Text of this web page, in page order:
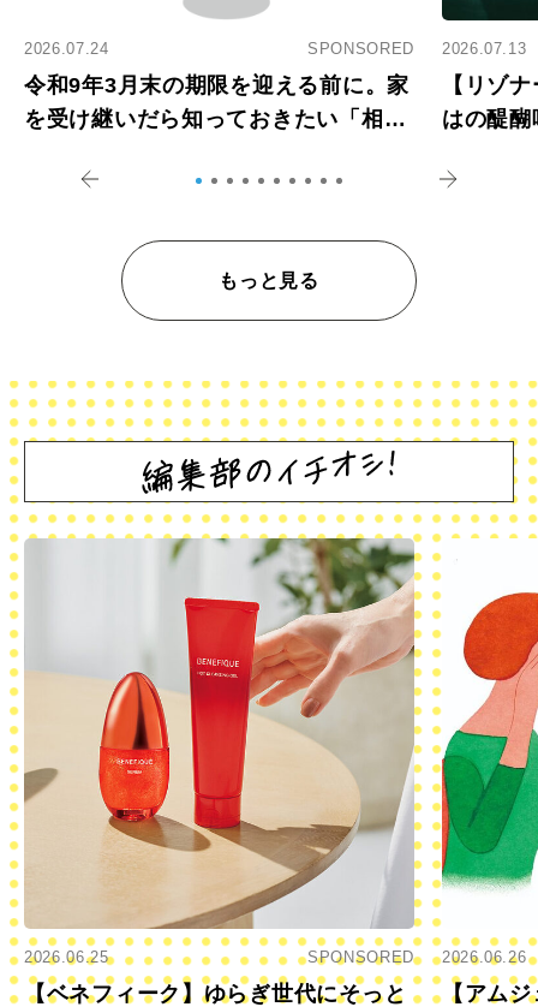
2026.07.24 SPONSORED
令和9年3月末の期限を迎える前に。家
を受け継いだら知っておきたい「相続
2026.07.13
【リゾ
はの醍
もっと見る
2026.06.25 SPONSORED
【ベネフィーク】ゆらぎ世代にそっと
2026.06.26
【アムジ